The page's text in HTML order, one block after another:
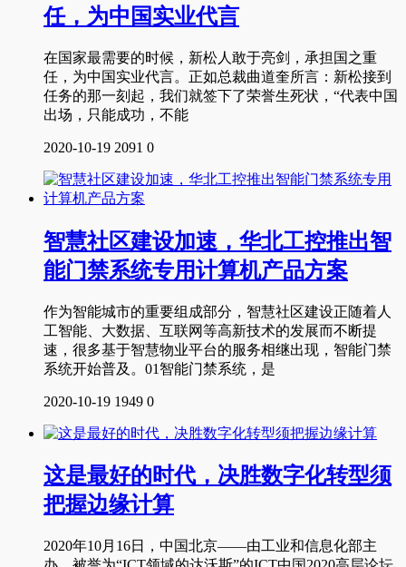
任，为中国实业代言
在国家最需要的时候，新松人敢于亮剑，承担国之重
任，为中国实业代言。正如总裁曲道奎所言：新松接到
任务的那一刻起，我们就签下了荣誉生死状，“代表中国
出场，只能成功，不能
2020-10-19 2091 0
智慧社区建设加速，华北工控推出智
能门禁系统专用计算机产品方案
作为智能城市的重要组成部分，智慧社区建设正随着人
工智能、大数据、互联网等高新技术的发展而不断提
速，很多基于智慧物业平台的服务相继出现，智能门禁
系统开始普及。01智能门禁系统，是
2020-10-19 1949 0
这是最好的时代，决胜数字化转型须
把握边缘计算
2020年10月16日，中国北京——由工业和信息化部主